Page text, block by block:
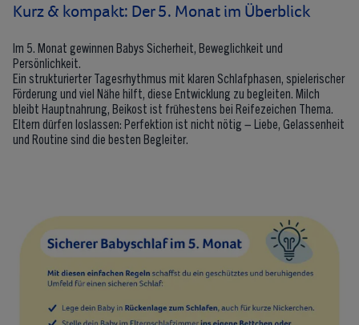
Kurz & kompakt: Der 5. Monat im Überblick
Im 5. Monat gewinnen Babys Sicherheit, Beweglichkeit und
Persönlichkeit.
Ein strukturierter Tagesrhythmus mit klaren Schlafphasen, spielerischer
Förderung und viel Nähe hilft, diese Entwicklung zu begleiten. Milch
bleibt Hauptnahrung, Beikost ist frühestens bei Reifezeichen Thema.
Eltern dürfen loslassen: Perfektion ist nicht nötig – Liebe, Gelassenheit
und Routine sind die besten Begleiter.